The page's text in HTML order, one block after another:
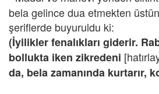
bela gelince dua etmekten
şeriflerde buyuruldu ki:
(İyilikler fenalıkları giderir.
bollukta iken zikredeni
da, bela zamanında kurtarır,